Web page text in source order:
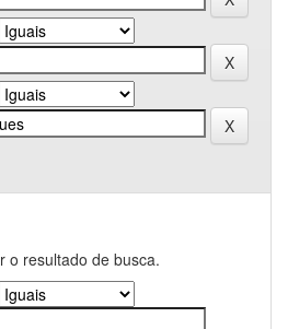
o resultado de busca.